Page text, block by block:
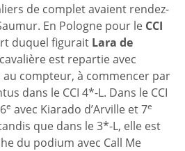
de complet avaient rendez-
En Pologne pour le CCI
duquel figurait Lara de
est repartie avec
compteur, à commencer par
dans le CCI 4*-L. Dans le CCI
e avec Kiarado d’Arville et 7e
que dans le 3*-L, elle est
du podium avec Call Me